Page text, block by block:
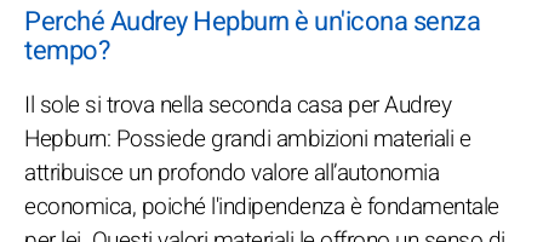
Perché Audrey Hepburn è un'icona senza
tempo?
Il sole si trova nella seconda casa per Audrey
Hepburn: Possiede grandi ambizioni materiali e
attribuisce un profondo valore all’autonomia
economica, poiché l'indipendenza è fondamentale